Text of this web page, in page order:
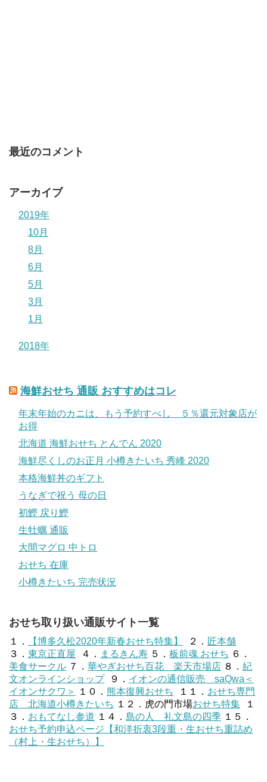
最近のコメント
アーカイブ
2019年
10月
8月
6月
5月
3月
1月
2018年
海鮮おせち 通販 おすすめはコレ
年末年始のカニは、もう予約すべし ５％還元対象店が
お得
北海道 海鮮おせち とんでん 2020
海鮮尽くしのお正月 小樽きたいち 秀峰 2020
本格海鮮丼のギフト
うなぎで祝う 母の日
初鰹 戻り鰹
生牡蠣 通販
大間マグロ 中トロ
おせち 在庫
小樽きたいち 完売状況
おせち取り扱い通販サイト一覧
１． 【博多久松2020年新春おせち特集】 ２． 匠本舗
３． 東京正直屋 ４． まるきん寿 ５． 板前魂 おせち ６．
美食サークル ７． 華やぎおせち百花 楽天市場店 ８． 紀
文オンラインショップ
９． イオンの通信販売 saQwa＜
イオンサクワ＞
１０． 熊本復興おせち １１． おせち専門
店 北海道小樽きたいち １２．虎の門市場おせち特集
１
３． おもてなし参道 １４． 島の人 礼文島の四季 １５．
おせち予約申込ページ【和洋折衷3段重・生おせち重詰め
（村上・生おせち）】